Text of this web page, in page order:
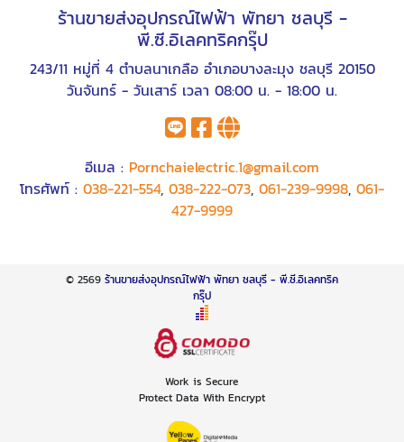
ร้านขายส่งอุปกรณ์ไฟฟ้า พัทยา ชลบุรี -
พี.ซี.อิเลคทริคกรุ๊ป
243/11 หมู่ที่ 4 ตำบลนาเกลือ อำเภอบางละมุง ชลบุรี 20150
วันจันทร์ - วันเสาร์ เวลา 08:00 น. - 18:00 น.
อีเมล : Pornchaielectric.1@gmail.com
โทรศัพท์ : 038-221-554, 038-222-073, 061-239-9998, 061-
427-9999
© 2569 ร้านขายส่งอุปกรณ์ไฟฟ้า พัทยา ชลบุรี - พี.ซี.อิเลคทริค
กรุ๊ป
Work is Secure
Protect Data With Encrypt